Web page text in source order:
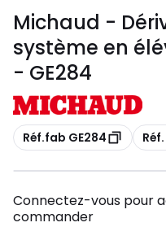
Michaud -
système en
- GE284
Copie
Réf.fab GE284 Copie
Connectez-vous pour
commander